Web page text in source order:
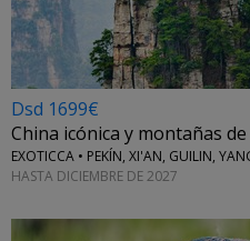
Dsd 1699€
China icónica y montañas
EXOTICCA • PEKÍN, XI'AN, GUILIN,
HASTA DICIEMBRE DE 2027